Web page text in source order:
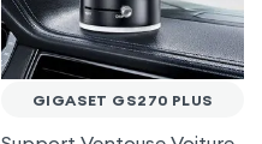
GIGASET GS270 PLUS